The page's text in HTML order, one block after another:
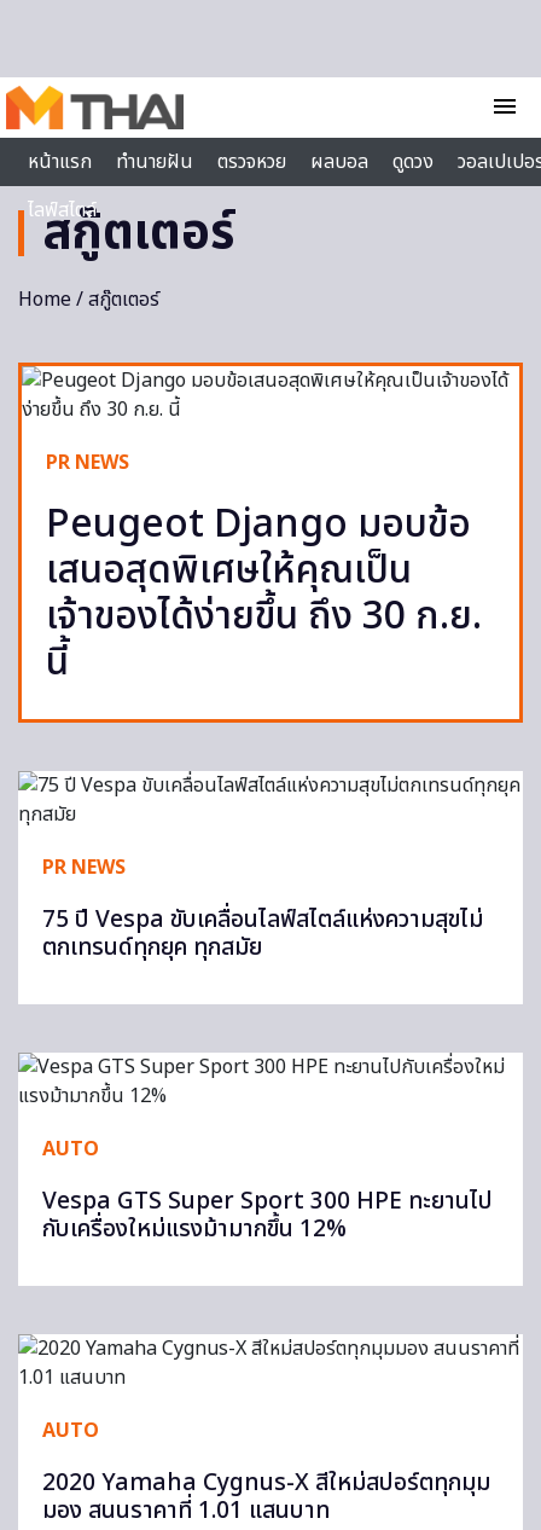
menu
หน้าแรก
ทำนายฝัน ตรวจหวย ผลบอล ดูดวง
วอลเปเป
ไลฟ์สไตล์
สกู๊ตเตอร์
Home/ สกู๊ตเตอร์
PR NEWS
Peugeot Django มอบข้อ
เสนอสุดพิเศษให้คุณเป็น
เจ้าของได้ง่ายขึ้น ถึง 30 ก.ย.
นี้
PR NEWS
75 ปี Vespa ขับเคลื่อนไลฟ์สไตล์แห่งความสุขไม่
ตกเทรนด์ทุกยุค ทุกสมัย
AUTO
Vespa GTS Super Sport 300 HPE ทะยานไป
กับเครื่องใหม่แรงม้ามากขึ้น 12%
AUTO
2020 Yamaha Cygnus-X สีใหม่สปอร์ตทุกมุม
มอง สนนราคาที่ 1.01 แสนบาท